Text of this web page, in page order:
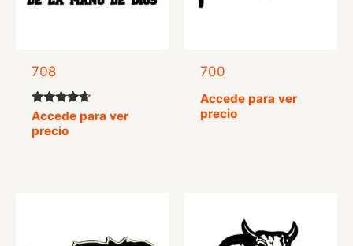
708
Valorado
con
4.42
Accede para ver
precio
700
Accede para ver
precio